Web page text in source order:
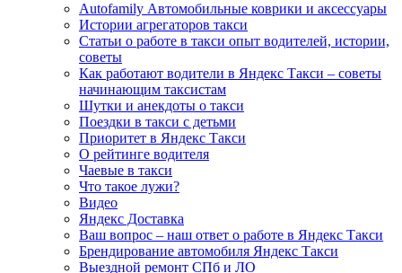
Autofamily Автомобильные коврики и аксессуары
Истории агрегаторов такси
Статьи о работе в такси опыт водителей, истории,
советы
Как работают водители в Яндекс Такси – советы
начинающим таксистам
Шутки и анекдоты о такси
Поездки в такси с детьми
Приоритет в Яндекс Такси
О рейтинге водителя
Чаевые в такси
Что такое лужи?
Видео
Яндекс Доставка
Ваш вопрос – наш ответ о работе в Яндекс Такси
Брендирование автомобиля Яндекс Такси
Выездной ремонт СПб и ЛО